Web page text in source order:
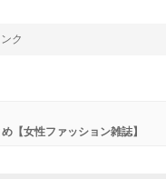
ク
【女性ファッション雑誌】